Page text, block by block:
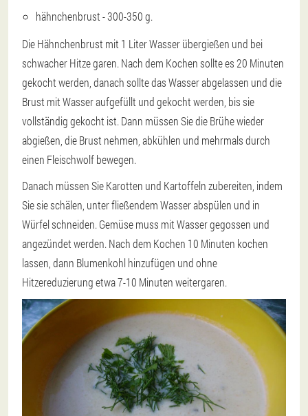
hähnchenbrust - 300-350 g.
Die Hähnchenbrust mit 1 Liter Wasser übergießen und bei
schwacher Hitze garen. Nach dem Kochen sollte es 20 Minuten
gekocht werden, danach sollte das Wasser abgelassen und die
Brust mit Wasser aufgefüllt und gekocht werden, bis sie
vollständig gekocht ist. Dann müssen Sie die Brühe wieder
abgießen, die Brust nehmen, abkühlen und mehrmals durch
einen Fleischwolf bewegen.
Danach müssen Sie Karotten und Kartoffeln zubereiten, indem
Sie sie schälen, unter fließendem Wasser abspülen und in
Würfel schneiden. Gemüse muss mit Wasser gegossen und
angezündet werden. Nach dem Kochen 10 Minuten kochen
lassen, dann Blumenkohl hinzufügen und ohne
Hitzereduzierung etwa 7-10 Minuten weitergaren.